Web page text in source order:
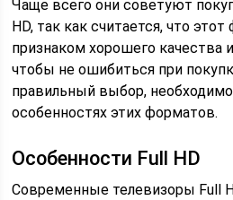
Чаще всего они советуют
HD, так как считается, что
признаком хорошего качества
чтобы не ошибиться при
правильный выбор,
особенностях этих форматов.
Особенности Full HD
Современные телевизоры Full